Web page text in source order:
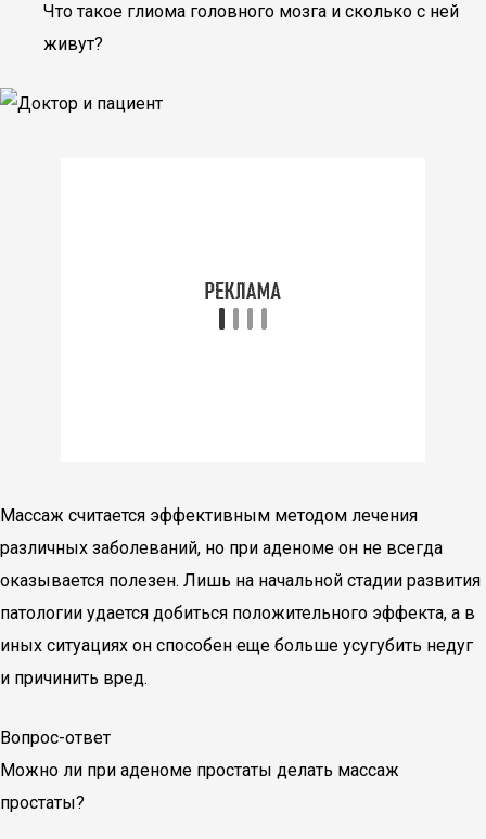
Что такое глиома головного мозга и сколько с ней
живут?
Массаж считается эффективным методом лечения
различных заболеваний, но при аденоме он не всегда
оказывается полезен. Лишь на начальной стадии развития
патологии удается добиться положительного эффекта, а в
иных ситуациях он способен еще больше усугубить недуг
и причинить вред.
Вопрос-ответ
Можно ли при аденоме простаты делать массаж
простаты?